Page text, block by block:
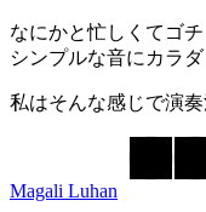
なにかと忙しくてゴ
シンプルな音にカラ
私はそんな感じで演
Magali Luhan